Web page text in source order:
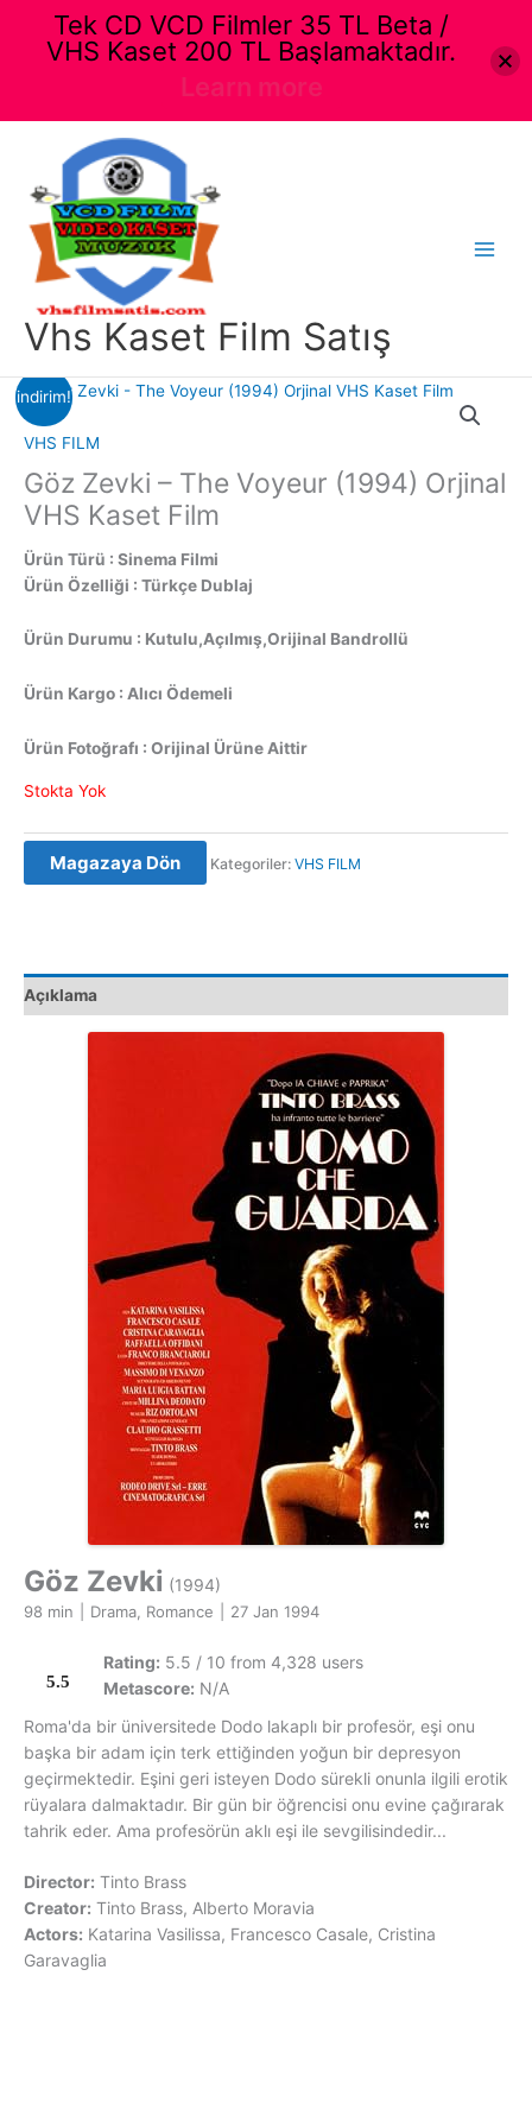
Vhs Kaset Film Satış
indirim!
VHS FILM
Göz Zevki – The Voyeur (1994) Orjinal
VHS Kaset Film
Ürün Türü : Sinema Filmi
Ürün Özelliği : Türkçe Dublaj
Ürün Durumu : Kutulu,Açılmış,Orijinal Bandrollü
Ürün Kargo : Alıcı Ödemeli
Ürün Fotoğrafı : Orijinal Ürüne Aittir
Stokta Yok
Magazaya Dön Kategoriler: VHS FILM
Açıklama
Göz Zevki (1994)
98 min Drama, Romance 27 Jan 1994
5.5
Rating: 5.5 / 10 from 4,328 users
Metascore: N/A
Roma'da bir üniversitede Dodo lakaplı bir profesör, eşi onu
başka bir adam için terk ettiğinden yoğun bir depresyon
geçirmektedir. Eşini geri isteyen Dodo sürekli onunla ilgili erotik
rüyalara dalmaktadır. Bir gün bir öğrencisi onu evine çağırarak
tahrik eder. Ama profesörün aklı eşi ile sevgilisindedir...
Director: Tinto Brass
Creator: Tinto Brass, Alberto Moravia
Actors: Katarina Vasilissa, Francesco Casale, Cristina
Garavaglia
Tek CD VCD Filmler 35 TL Beta /
VHS Kaset 200 TL Başlamaktadır.
Learn more